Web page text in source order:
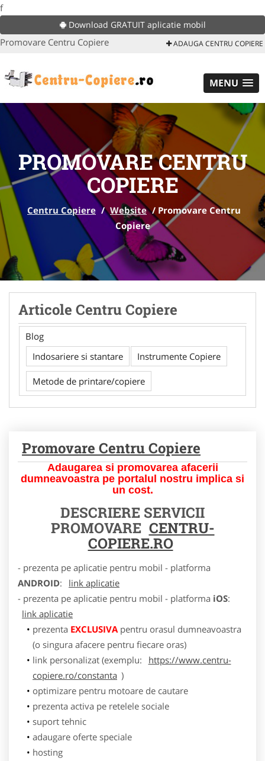
f
Download GRATUIT aplicatie mobil
Promovare Centru Copiere ADAUGA CENTRU COPIERE
MENU
PROMOVARE CENTRU
COPIERE
Centru Copiere / Website / Promovare Centru
Copiere
Articole Centru Copiere
Blog
Indosariere si stantare
Instrumente Copiere
Metode de printare/copiere
Promovare Centru Copiere
Adaugarea si promovarea afacerii
dumneavoastra pe portalul nostru implica si
un cost.
DESCRIERE SERVICII
PROMOVARE CENTRU-
COPIERE.RO
- prezenta pe aplicatie pentru mobil - platforma
ANDROID:
link aplicatie
- prezenta pe aplicatie pentru mobil - platforma iOS:
link aplicatie
prezenta EXCLUSIVApentru orasul dumneavoastra
(o singura afacere pentru fiecare oras)
link personalizat (exemplu:
https://www.centru-
copiere.ro/constanta )
optimizare pentru motoare de cautare
prezenta activa pe retelele sociale
suport tehnic
adaugare oferte speciale
hosting